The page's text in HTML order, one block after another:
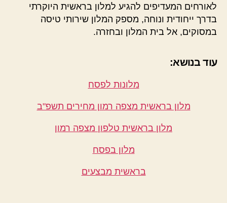
לאורחים המעדיפים להגיע למלון בראשית היוקרתי
בדרך ייחודית ונוחה, מספק המלון שירותי טיסה
במסוקים, אל בית המלון ובחזרה.
עוד בנושא:
מלונות לפסח
מלון בראשית מצפה רמון מחירים תשפ"ב
מלון בראשית טלפון מצפה רמון
מלון בפסח
בראשית מבצעים